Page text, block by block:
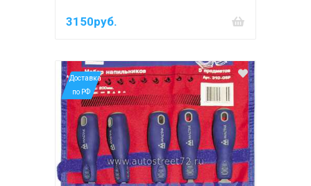
3150руб.
*Доставка
по РФ